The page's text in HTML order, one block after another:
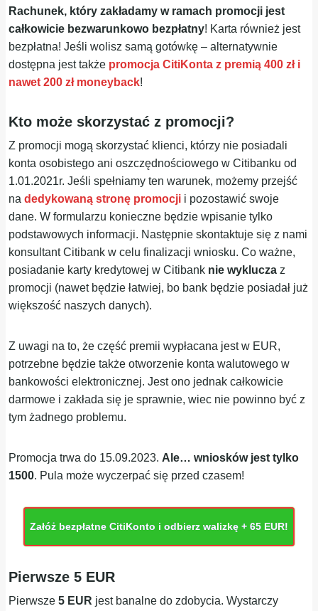
Rachunek, który zakładamy w ramach promocji jest
całkowicie bezwarunkowo bezpłatny! Karta również jest
bezpłatna! Jeśli wolisz samą gotówkę – alternatywnie
dostępna jest także promocja CitiKonta z premią 400 zł i
nawet 200 zł moneyback!
Kto może skorzystać z promocji?
Z promocji mogą skorzystać klienci, którzy nie posiadali
konta osobistego ani oszczędnościowego w Citibanku od
1.01.2021r. Jeśli spełniamy ten warunek, możemy przejść
nadedykowaną stronę promocji i pozostawić swoje
dane. W formularzu konieczne będzie wpisanie tylko
podstawowych informacji. Następnie skontaktuje się z nami
konsultant Citibank w celu finalizacji wniosku. Co ważne,
posiadanie karty kredytowej w Citibank nie wyklucza z
promocji (nawet będzie łatwiej, bo bank będzie posiadał już
większość naszych danych).
Z uwagi na to, że część premii wypłacana jest w EUR,
potrzebne będzie także otworzenie konta walutowego w
bankowości elektronicznej. Jest ono jednak całkowicie
darmowe i zakłada się je sprawnie, wiec nie powinno być z
tym żadnego problemu.
Promocja trwa do 15.09.2023. Ale… wniosków jest tylko
1500. Pula może wyczerpać się przed czasem!
Załóż bezpłatne CitiKonto i odbierz walizkę + 65 EUR!
Pierwsze 5 EUR
Pierwsze5 EUR jest banalne do zdobycia. Wystarczy